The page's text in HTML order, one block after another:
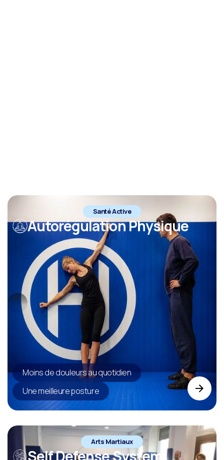
Santé Active
Autorégulation Physique
Moins de douleurs au quotidien
Une meilleure posture
Arts Martiaux
Self Defense System